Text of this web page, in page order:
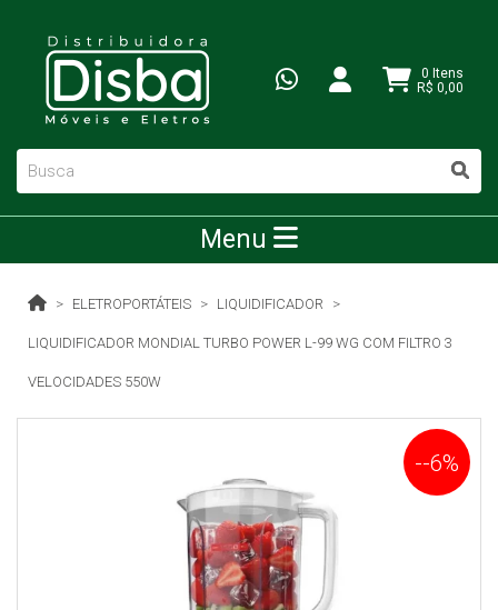
0 Itens
R$ 0,00
Menu
ELETROPORTÁTEIS LIQUIDIFICADOR
LIQUIDIFICADOR MONDIAL TURBO POWER L-99 WG COM FILTRO 3
VELOCIDADES 550W
--6%